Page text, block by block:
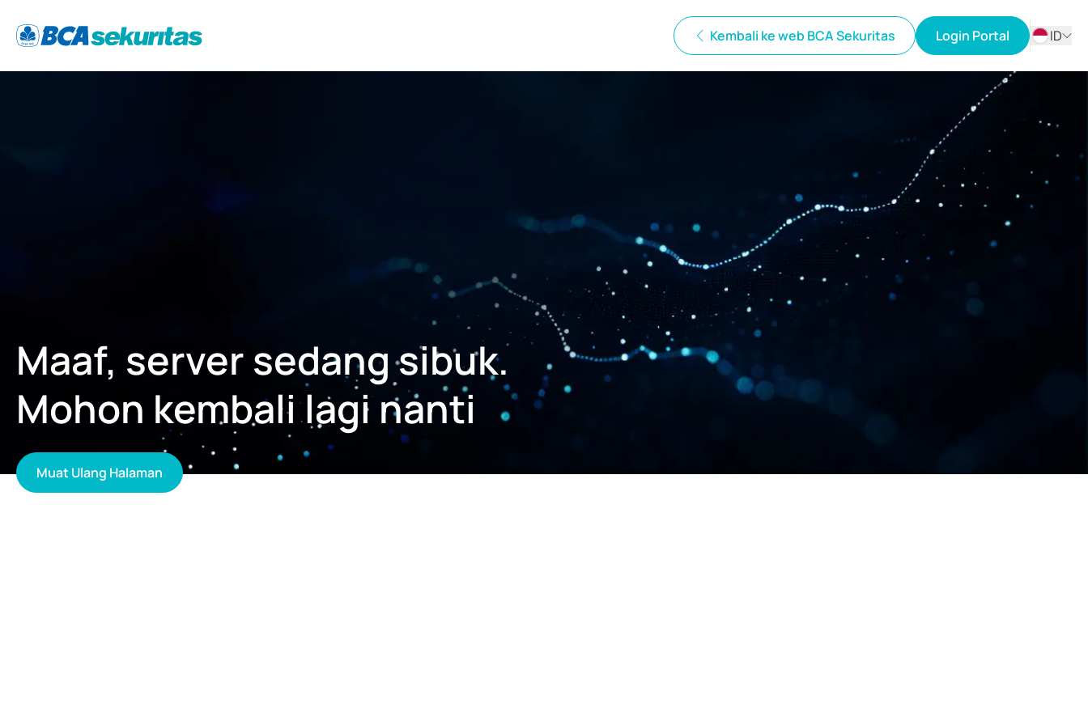
Kembali ke web BCA Sekuritas Login Portal
ID
Maaf, server sedang sibuk.
Mohon kembali lagi nanti
Muat Ulang Halaman